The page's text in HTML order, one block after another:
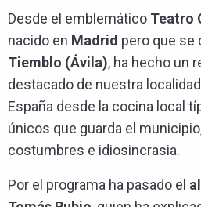
Desde el emblemático Teatro
nacido en Madrid pero que se
Tiemblo (Ávila), ha hecho un
destacado de nuestra
España desde la cocina local
únicos que guarda el
costumbres e idiosincrasia.
Por el programa ha pasado el